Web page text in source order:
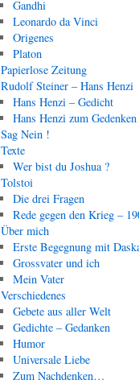
Gandhi
Leonardo da Vinci
Origenes
Platon
Papierlose Zeitung
Rudolf Steiner – Hans Henzi
Hans Henzi – Gedicht
Hans Henzi zum Gedenken
Sag Nein !
Texte
Wer bist du Joshua ?
Tolstoi
Die drei Fragen
Rede gegen den Krieg –
Über mich
Erste Begegnung mit
Grossvater und ich
Mein Vater
Verschiedenes
Gebete aus aller Welt
Gedichte – Gedanken
Humor
Universale Liebe
Zum Nachdenken…